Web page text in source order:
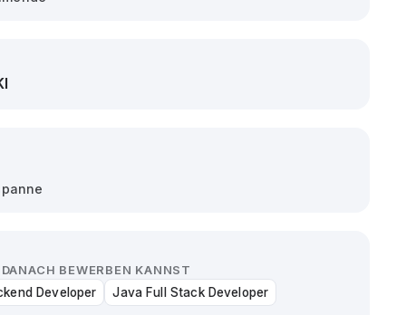
BEWERBEN KANNST
Developer Java Full Stack Developer